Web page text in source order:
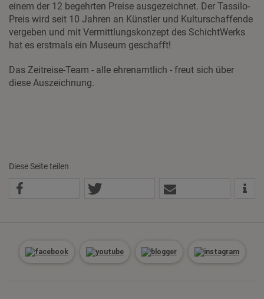
einem der 12 begehrten Preise ausgezeichnet. Der Tassilo-
Preis wird seit 10 Jahren an Künstler und Kulturschaffende
vergeben und mit Vermittlungskonzept des SchichtWerks
hat es erstmals ein Museum geschafft!
Das Zeitreise-Team - alle ehrenamtlich - freut sich über
diese Auszeichnung.
Diese Seite teilen